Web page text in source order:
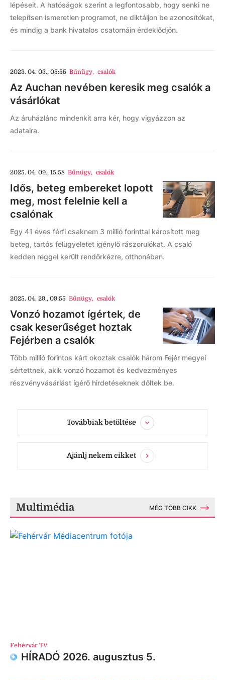
lépéseit. A hatóságok szerint a legfontosabb, hogy senki ne
telepítsen ismeretlen programot, ne diktáljon be azonosítókat,
és mindig a bank hivatalos csatornáin érdeklődjön.
2023. 04. 03., 05:55 Bűnügy, csalók
Az Auchan nevében keresik meg csalók a
vásárlókat
Az áruházlánc mindenkit arra kér, hogy vigyázzon az
adataira.
2025. 04. 09., 15:58 Bűnügy, csalók
Idős, beteg embereket lopott
meg, most felelnie kell a
csalónak
Egy 41 éves férfi csaknem 3 millió forinttal károsított meg
beteg, tartós felügyeletet igénylő rászorulókat. A csaló
kedden reggel került rendőrkézre, otthonában.
2025. 04. 29., 09:55 Bűnügy, csalók
Vonzó hozamot ígértek, de
csak keserűséget hoztak
Fejérben a csalók
Több millió forintos kárt okoztak csalók három Fejér megyei
sértettnek, akik vonzó hozamot és kedvezményes
részvényvásárlást ígérő hirdetéseknek dőltek be.
Továbbiak betöltése
Ajánlj nekem cikket
Multimédia MÉG TÖBB CIKK
Fehérvár TV
HÍRADÓ 2026. augusztus 5.